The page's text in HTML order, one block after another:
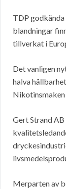
TDP
blandningar
tillverkat i
Det vanligen
halva
Nikotinsmaken
Gert Strand
Merparten av